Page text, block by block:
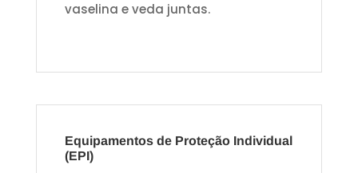
vaselina e veda juntas.
Equipamentos de Proteção Individual
(EPI)